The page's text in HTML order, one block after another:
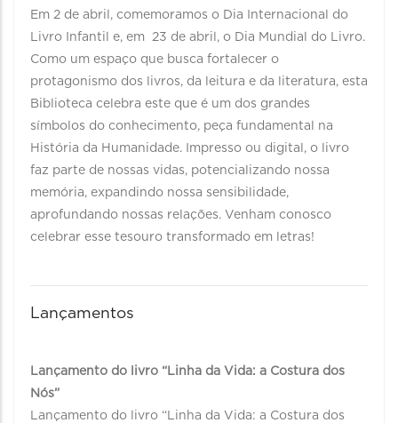
Em 2 de abril, comemoramos o Dia Internacional do
Livro Infantil e, em 23 de abril, o Dia Mundial do Livro.
Como um espaço que busca fortalecer o
protagonismo dos livros, da leitura e da literatura, esta
Biblioteca celebra este que é um dos grandes
símbolos do conhecimento, peça fundamental na
História da Humanidade. Impresso ou digital, o livro
faz parte de nossas vidas, potencializando nossa
memória, expandindo nossa sensibilidade,
aprofundando nossas relações. Venham conosco
celebrar esse tesouro transformado em letras!
Lançamentos
Lançamento do livro “Linha da Vida: a Costura dos
Nós”
Lançamento do livro “Linha da Vida: a Costura dos